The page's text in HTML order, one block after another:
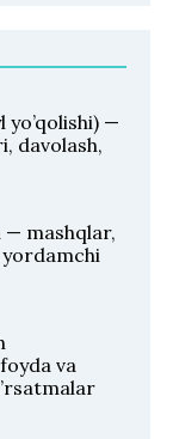
—
davolash,
— mashqlar,
va